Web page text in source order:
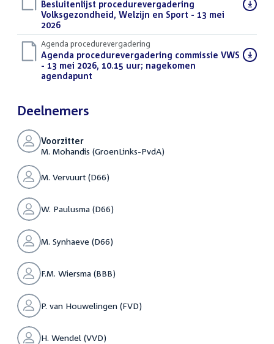
Download
bestand:
Besluitenlijst procedurevergadering
Volksgezondheid, Welzijn en Sport - 13 mei
2026(PDF)
Agenda procedurevergadering
Download
bestand:
Agenda procedurevergadering commissie VWS
- 13 mei 2026, 10.15 uur; nagekomen
agendapunt
Deelnemers
Voorzitter
M. Mohandis (GroenLinks-PvdA)
M. Vervuurt (D66)
W. Paulusma (D66)
M. Synhaeve (D66)
F.M. Wiersma (BBB)
P. van Houwelingen (FVD)
H. Wendel (VVD)